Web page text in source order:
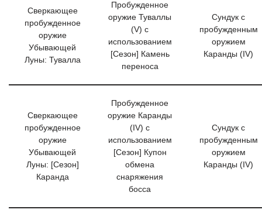
Сверкающее
пробужденное
оружие
Убывающей
Луны: Тувалла
Пробужденное
оружие Туваллы
(V) с
использованием
[Сезон] Камень
переноса
Сундук с
пробужденным
оружием
Каранды (IV)
Сверкающее
пробужденное
оружие
Убывающей
Луны: [Сезон]
Каранда
Пробужденное
оружие Каранды
(IV) с
использованием
[Сезон] Купон
обмена
снаряжения
босса
Сундук с
пробужденным
оружием
Каранды (IV)